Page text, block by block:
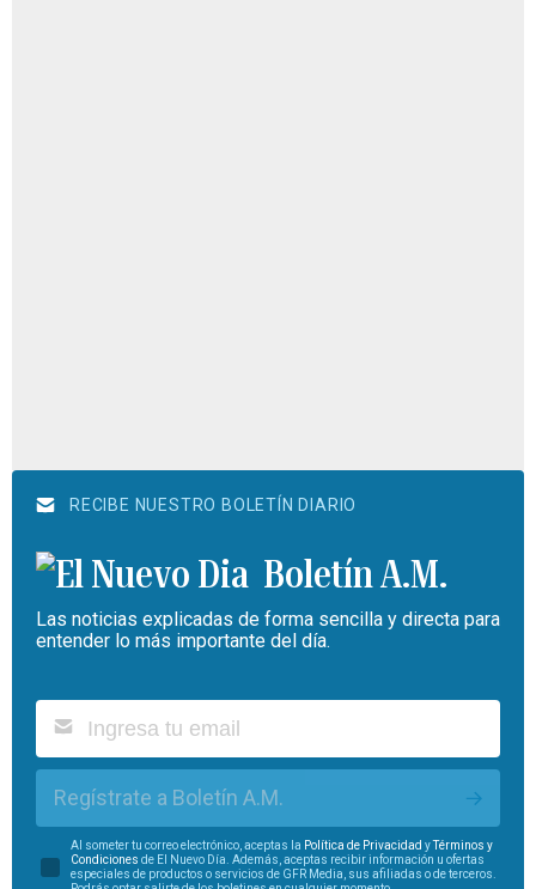
RECIBE NUESTRO BOLETÍN DIARIO
Boletín A.M.
Las noticias explicadas de forma sencilla y directa para
entender lo más importante del día.
Regístrate a Boletín A.M.
Al someter tu correo electrónico, aceptas la Política de Privacidad yTérminos y
Condiciones de El Nuevo Día. Además, aceptas recibir información u ofertas
especiales de productos o servicios de GFR Media, sus afiliadas o de terceros.